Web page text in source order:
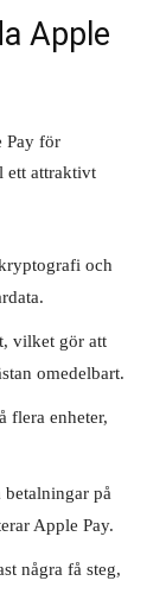
Apple
Pay för
ett attraktivt
och
vilket gör att
omedelbart.
flera enheter,
på
Apple Pay.
några få steg,